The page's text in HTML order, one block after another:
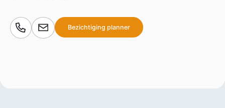
Bezichtiging planner